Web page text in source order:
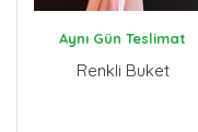
Aynı Gün Teslimat
Renkli Buket